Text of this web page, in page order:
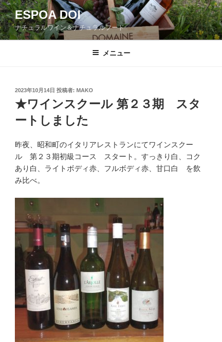
コ
ン
テ
ン
ESPOA DOI
ナチュラルワイン＆ナチュラルフード
メニュー
投
日:
2023年10月14日 投稿者: MAKO
★ワインスクール 第２３期 スタ
ートしました
昨夜、昭和町のイタリアレストランにてワインスクー
ル 第２３期初級コース スタート。すっきり白、コク
あり白、ライトボディ赤、フルボディ赤、甘口白 を飲
み比べ。